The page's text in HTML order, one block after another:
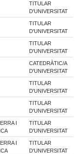
TITULAR
D'UNIVERSITAT
TITULAR
D'UNIVERSITAT
TITULAR
D'UNIVERSITAT
CATEDRÀTIC/A
D'UNIVERSITAT
TITULAR
D'UNIVERSITAT
TITULAR
D'UNIVERSITAT
I
TITULAR
D'UNIVERSITAT
I
TITULAR
D'UNIVERSITAT